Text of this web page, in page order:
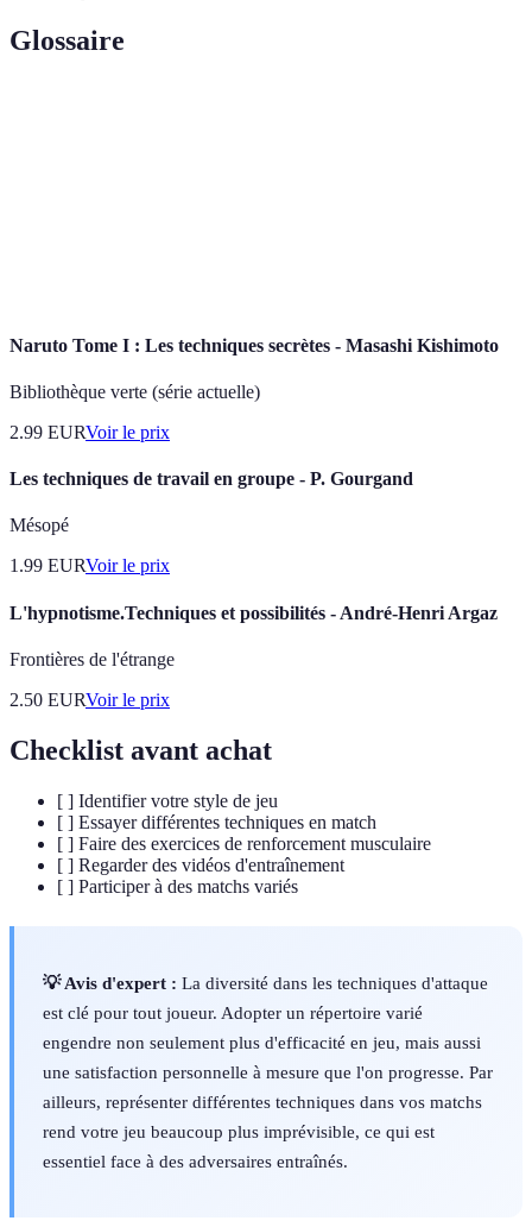
Glossaire
Naruto Tome I : Les techniques secrètes - Masashi Kishimoto
Bibliothèque verte (série actuelle)
2.99 EURVoir le prix
Les techniques de travail en groupe - P. Gourgand
Mésopé
1.99 EURVoir le prix
L'hypnotisme.Techniques et possibilités - André-Henri Argaz
Frontières de l'étrange
2.50 EURVoir le prix
Checklist avant achat
[ ] Identifier votre style de jeu
[ ] Essayer différentes techniques en match
[ ] Faire des exercices de renforcement musculaire
[ ] Regarder des vidéos d'entraînement
[ ] Participer à des matchs variés
💡 Avis d'expert : La diversité dans les techniques d'attaque
est clé pour tout joueur. Adopter un répertoire varié
engendre non seulement plus d'efficacité en jeu, mais aussi
une satisfaction personnelle à mesure que l'on progresse. Par
ailleurs, représenter différentes techniques dans vos matchs
rend votre jeu beaucoup plus imprévisible, ce qui est
essentiel face à des adversaires entraînés.